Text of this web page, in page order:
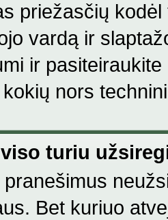
priežasčių
vardą ir
ir
nors
turiu
Bet kuriuo